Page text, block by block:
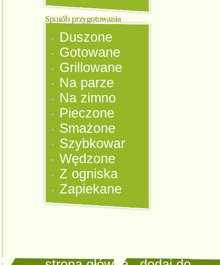
Duszone
Gotowane
Grillowane
Na parze
Na zimno
Pieczone
Smażone
Szybkowar
Wędzone
Z ogniska
Zapiekane